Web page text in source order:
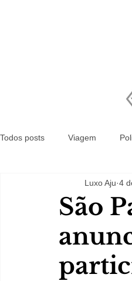
Todos posts Viagem
São
Luxo Aju 4